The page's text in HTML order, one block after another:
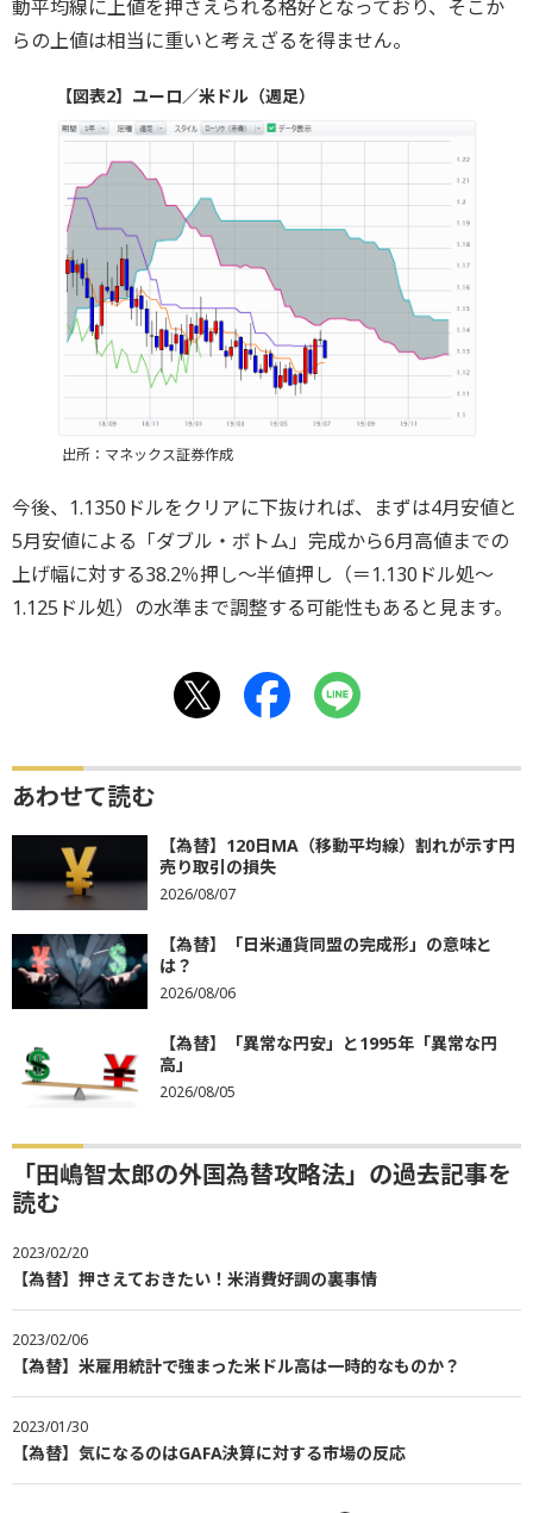
動平均線に上値を押さえられる格好となっており、そこか
らの上値は相当に重いと考えざるを得ません。
【図表2】ユーロ／米ドル（週足）
出所：マネックス証券作成
今後、1.1350ドルをクリアに下抜ければ、まずは4月安値と
5月安値による「ダブル・ボトム」完成から6月高値までの
上げ幅に対する38.2％押し～半値押し（＝1.130ドル処～
1.125ドル処）の水準まで調整する可能性もあると見ます。
あわせて読む
【為替】120日MA（移動平均線）割れが示す円
売り取引の損失
2026/08/07
【為替】「日米通貨同盟の完成形」の意味と
は？
2026/08/06
【為替】「異常な円安」と1995年「異常な円
高」
2026/08/05
「田嶋智太郎の外国為替攻略法」の過去記事を
読む
2023/02/20
【為替】押さえておきたい！米消費好調の裏事情
2023/02/06
【為替】米雇用統計で強まった米ドル高は一時的なものか？
2023/01/30
【為替】気になるのはGAFA決算に対する市場の反応